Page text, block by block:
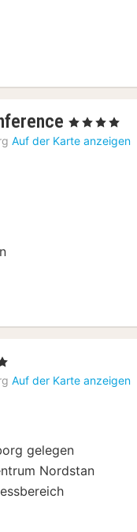
1
Nacht
, 4 Sterne
Auf der Karte anzeigen
Auf der Karte anzeigen
gelegen
Nordstan